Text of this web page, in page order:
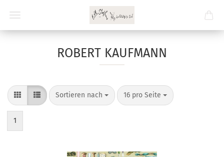
ROBERT KAUFMANN
Sortieren nach
Sortieren nach 16 pro Seite
pro Seite
1